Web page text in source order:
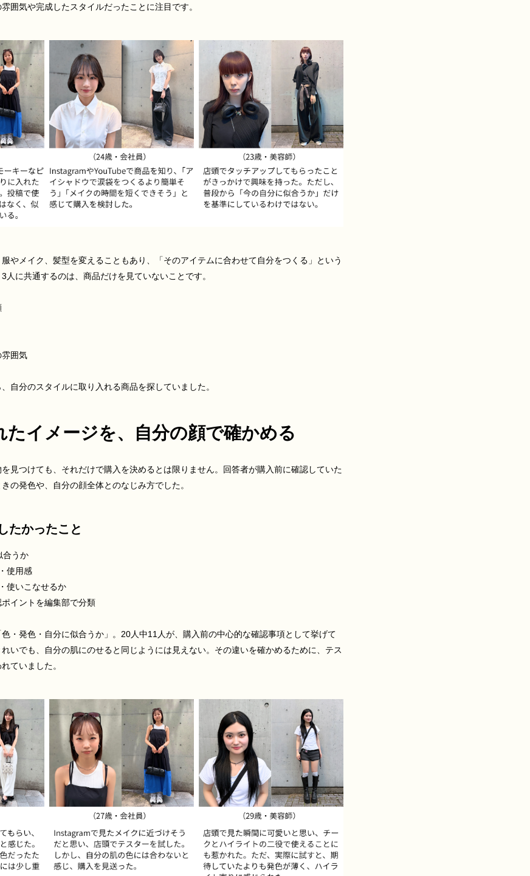
囲気や完成したスタイルだったことに注目です。
やメイク、髪型を変えることもあり、「そのアイテムに合わせて自分をつくる」という
人に共通するのは、商品だけを見ていないことです。
雰囲気
自分のスタイルに取り入れる商品を探していました。
たイメージを、自分の顔で確かめる
見つけても、それだけで購入を決めるとは限りません。回答者が購入前に確認していた
の発色や、自分の顔全体とのなじみ方でした。
たかったこと
うか
使用感
使いこなせるか
イントを編集部で分類
・発色・自分に似合うか」。20人中11人が、購入前の中心的な確認事項として挙げて
いでも、自分の肌にのせると同じようには見えない。その違いを確かめるために、テス
ていました。